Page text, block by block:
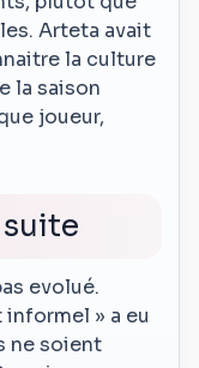
Arteta avait
la culture
la saison
joueur,
evolué.
informel » a eu
ne soient